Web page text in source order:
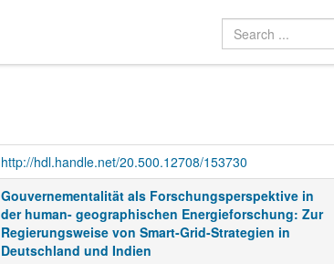
http://hdl.handle.net/20.500.12708/153730
Gouvernementalität als Forschungsperspektive in
der human- geographischen Energieforschung: Zur
Regierungsweise von Smart-Grid-Strategien in
Deutschland und Indien